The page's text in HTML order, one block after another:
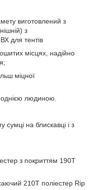
виготовлений з
з
для тентів
місцях, надійно
міцної
однією людиною.
на блискавці і з
з покриттям 190Т
210Т поліестер Rip